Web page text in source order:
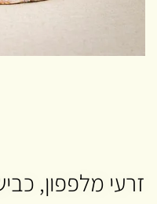
זרעי מלפפון,